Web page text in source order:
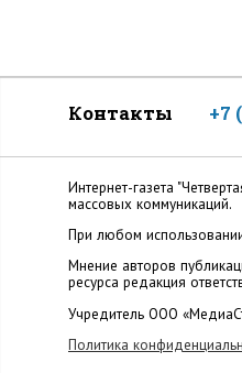
Контакты +7
Интернет-газета
массовых коммуникаций.
При любом
Мнение авторов
ресурса редакция
Учредитель ООО
Политика